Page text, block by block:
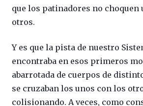
que los patinadores no choquen
otros.
Y es que la pista de nuestro
encontraba en esos primeros
abarrotada de cuerpos de
se cruzaban los unos con los
colisionando. A veces, como